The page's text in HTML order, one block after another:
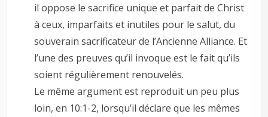
il oppose le sacrifice unique et parfait de Christ
à ceux, imparfaits et inutiles pour le salut, du
souverain sacrificateur de l’Ancienne Alliance. Et
l’une des preuves qu’il invoque est le fait qu’ils
soient régulièrement renouvelés.
Le même argument est reproduit un peu plus
loin, en 10:1-2, lorsqu’il déclare que les mêmes